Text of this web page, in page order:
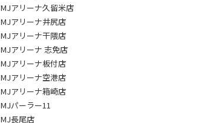
MJアリーナ久留米店
MJアリーナ井尻店
MJアリーナ干隈店
MJアリーナ 志免店
MJアリーナ板付店
MJアリーナ空港店
MJアリーナ箱崎店
MJパーラー11
MJ長尾店